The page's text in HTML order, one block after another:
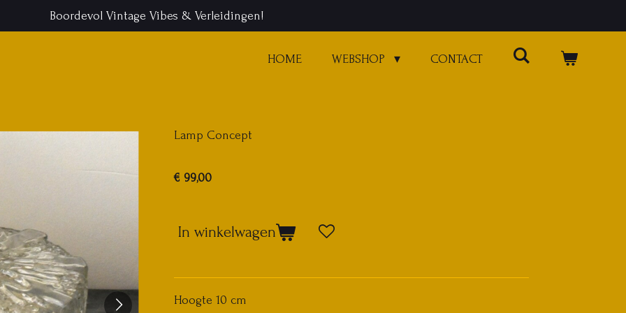
Boordevol Vintage Vibes & Verleidingen!
HOME WEBSHOP CONTACT
Lamp Concept
€ 99,00
In winkelwagen
Hoogte 10 cm